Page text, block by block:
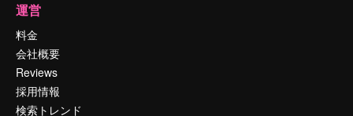
運営
料金
会社概要
Reviews
採用情報
検索トレンド